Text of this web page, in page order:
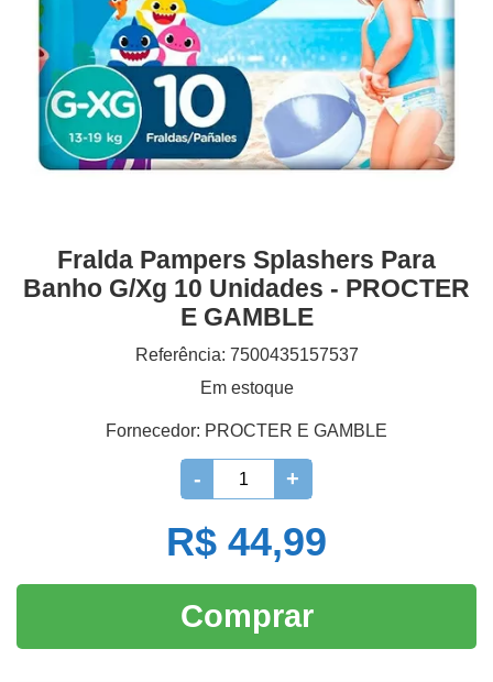
Fralda Pampers Splashers Para
Banho G/xg 10 Unidades - PROCTER
E GAMBLE
Referência: 7500435157537
Em estoque
Fornecedor: PROCTER E GAMBLE
- +
R$ 44,99
Comprar